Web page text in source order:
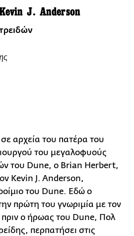
J. Anderson
αρχεία του πατέρα του
του μεγαλοφυούς
του Dune, ο Brian Herbert,
Kevin J. Anderson,
του Dune. Εδώ ο
πρώτη του γνωριμία με τον
πριν ο ήρωας του Dune, Πολ
περπατήσει στις